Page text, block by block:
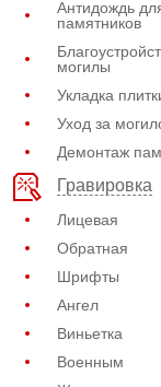
Антидождь
памятников
могилы
Укладка
Уход за
Демонтаж
Гравировка
Лицевая
Обратная
Шрифты
Ангел
Виньетка
Военным